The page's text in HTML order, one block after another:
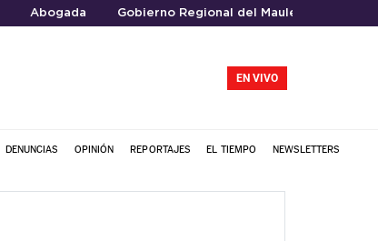
Abogada Gobierno Regional del Maule
EN VIVO
DENUNCIAS OPINIÓN REPORTAJES EL TIEMPO NEWSLETTERS